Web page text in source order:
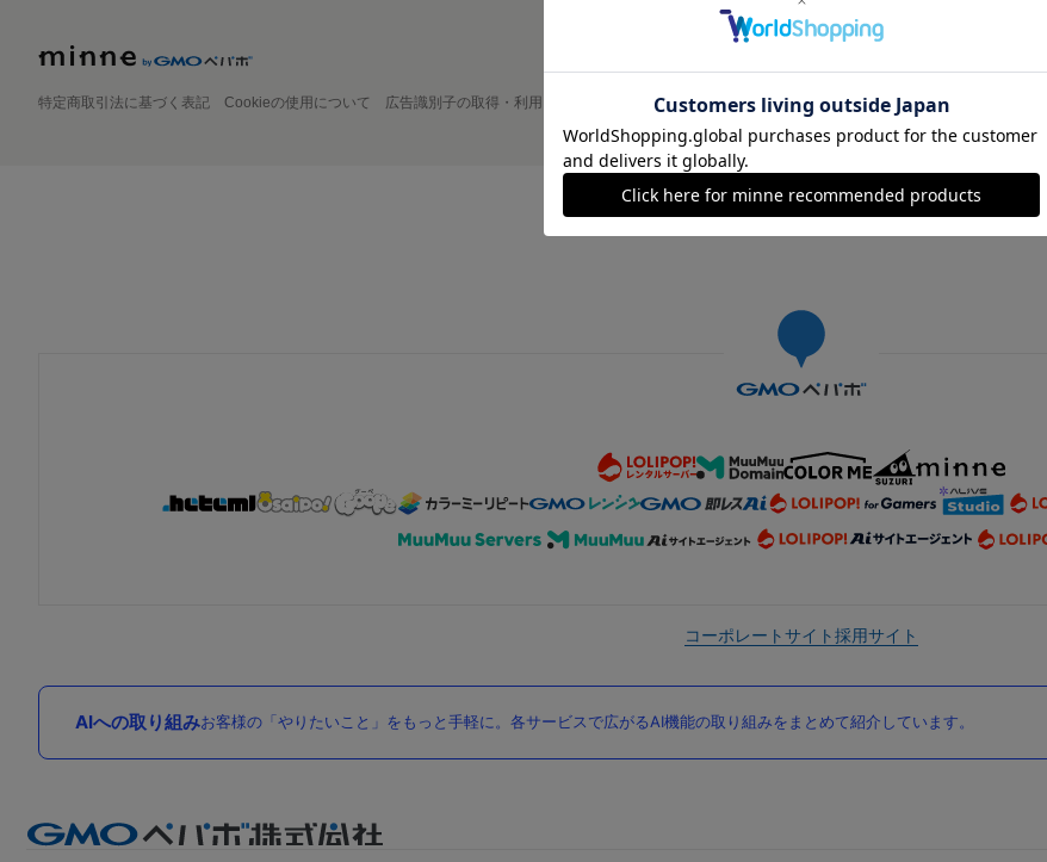
特定商取引法に基づく表記 Cookieの使用について 広告識別子の取得・利用 プライバシーポリシー 会社概要 採用情報 メディアキット
©GMO Pepabo, Inc. All rights reserved.
コーポレートサイト採用サイト
AIへの取り組みお客様の「やりたいこと」をもっと手軽に。各サービスで広がるAI機能の取り組みをまとめて紹介しています。